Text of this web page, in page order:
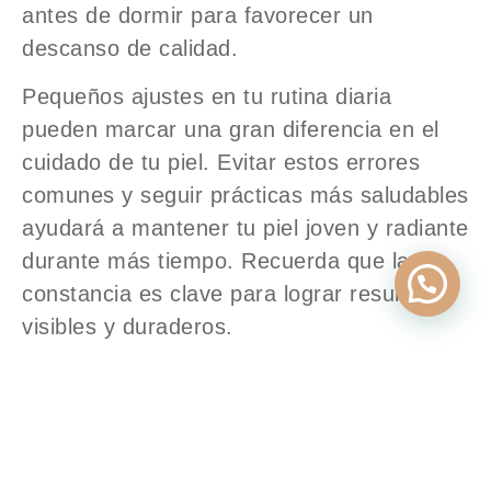
antes de dormir para favorecer un
descanso de calidad.
Pequeños ajustes en tu rutina diaria
pueden marcar una gran diferencia en el
cuidado de tu piel. Evitar estos errores
comunes y seguir prácticas más saludables
ayudará a mantener tu piel joven y radiante
durante más tiempo. Recuerda que la
constancia es clave para lograr resultados
visibles y duraderos.